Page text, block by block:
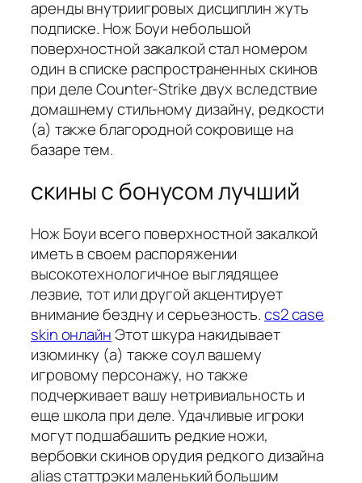
аренды внутриигровых дисциплин жуть
подписке. Нож Боуи небольшой
поверхностной закалкой стал номером
один в списке распространенных скинов
при деле Counter-Strike двух вследствие
домашнему стильному дизайну, редкости
(а) также благородной сокровище на
базаре тем.
скины с бонусом лучший
Нож Боуи всего поверхностной закалкой
иметь в своем распоряжении
высокотехнологичное выглядящее
лезвие, тот или другой акцентирует
внимание бездну и серьезность.cs2 case
skin онлайнЭтот шкура накидывает
изюминку (а) также соул вашему
игровому персонажу, но также
подчеркивает вашу нетривиальность и
еще школа при деле. Удачливые игроки
могут подшабашить редкие ножи,
вербовки скинов орудия редкого дизайна
alias статтрэки маленький большим